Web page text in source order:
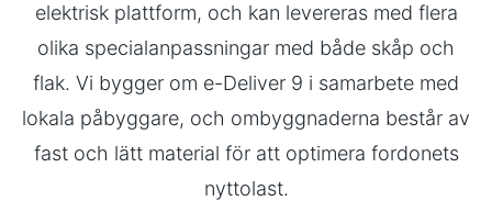
elektrisk plattform, och kan levereras med flera
olika specialanpassningar med både skåp och
flak. Vi bygger om e-Deliver 9 i samarbete med
lokala påbyggare, och ombyggnaderna består av
fast och lätt material för att optimera fordonets
nyttolast.